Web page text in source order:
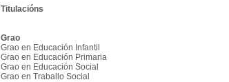
Titulacións
Grao
Grao en Educación Infantil
Grao en Educación Primaria
Grao en Educación Social
Grao en Traballo Social